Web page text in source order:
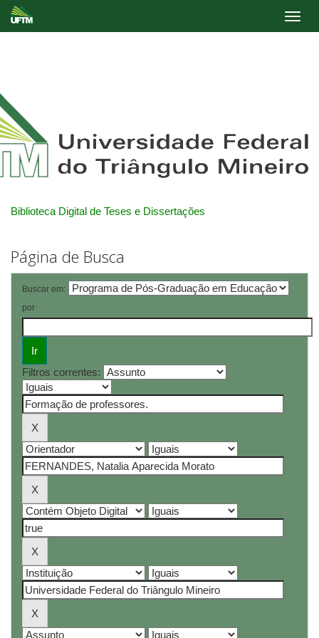
Biblioteca Digital de Teses e Dissertações
Página de Busca
Buscar em:
por
Filtros correntes: